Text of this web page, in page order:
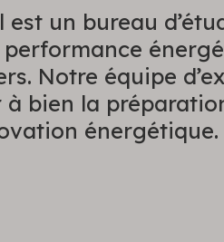
est un bureau
Notre équipe
à bien la
énergétique.